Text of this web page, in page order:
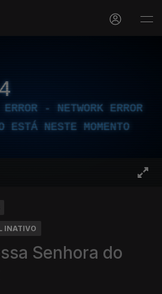
- NETWORK ERROR
ESTÁ NESTE MOMENTO
INATIVO
Senhora do